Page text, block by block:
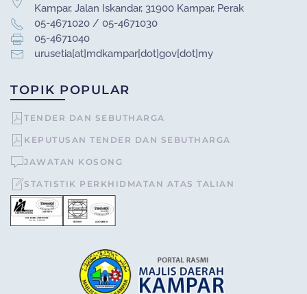
Kampar, Jalan Iskandar, 31900 Kampar, Perak
05-4671020 / 05-4671030
05-4671040
urusetia[at]mdkampar[dot]gov[dot]my
TOPIK POPULAR
TENDER DAN SEBUTHARGA
KEPUTUSAN TENDER DAN SEBUTHARGA
JAWATAN KOSONG
STATISTIK PERKHIDMATAN ATAS TALIAN